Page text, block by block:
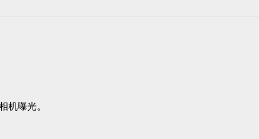
机曝光。